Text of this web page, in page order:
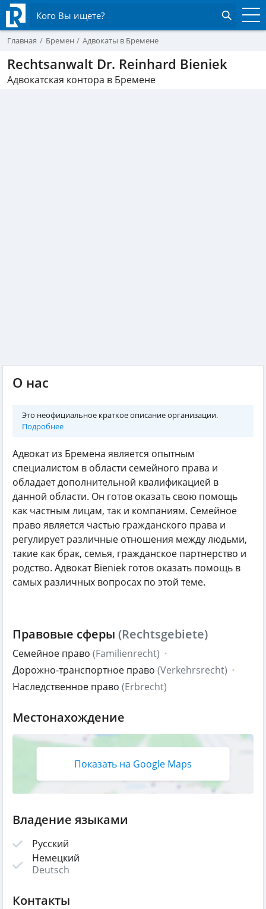
Кого Вы ищете?
Главная Бремен Адвокаты в Бремене
Rechtsanwalt Dr. Reinhard Bieniek
Адвокатская контора в Бремене
О нас
Это неофициальное краткое описание организации.
Подробнее
Адвокат из Бремена является опытным
специалистом в области семейного права и
обладает дополнительной квалификацией в
данной области. Он готов оказать свою помощь
как частным лицам, так и компаниям. Семейное
право является частью гражданского права и
регулирует различные отношения между людьми,
такие как брак, семья, гражданское партнерство и
родство. Адвокат Bieniek готов оказать помощь в
самых различных вопросах по этой теме.
Правовые сферы (Rechtsgebiete)
Семейное право (Familienrecht)
Дорожно-транспортное право (Verkehrsrecht)
Наследственное право (Erbrecht)
Местонахождение
Показать на Google Maps
Владение языками
Русский
Немецкий
Deutsch
Контакты